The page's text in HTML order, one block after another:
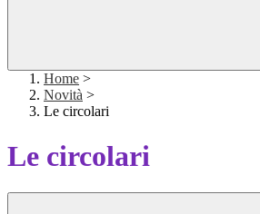
Home >
Novità >
Le circolari
Le circolari